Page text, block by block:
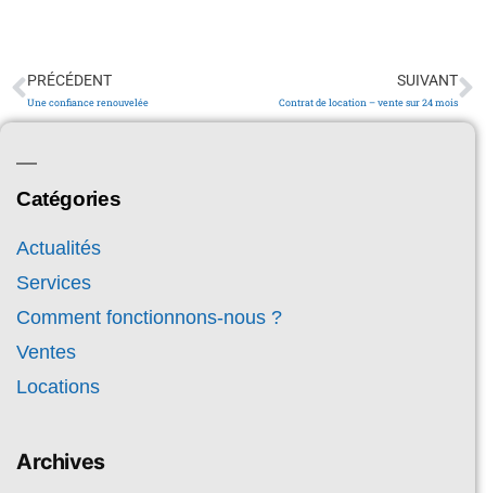
PRÉCÉDENT
Une confiance renouvelée
SUIVANT
Contrat de location – vente sur 24 mois
Catégories
Actualités
Services
Comment fonctionnons-nous ?
Ventes
Locations
Archives